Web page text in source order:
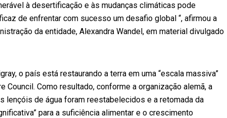
à desertificação e às mudanças climáticas pode
de enfrentar com sucesso um desafio global “, afirmou a
da entidade, Alexandra Wandel, em material divulgado
o país está restaurando a terra em uma “escala massiva”
Council. Como resultado, conforme a organização alemã, a
de água foram reestabelecidos e a retomada da
para a suficiência alimentar e o crescimento